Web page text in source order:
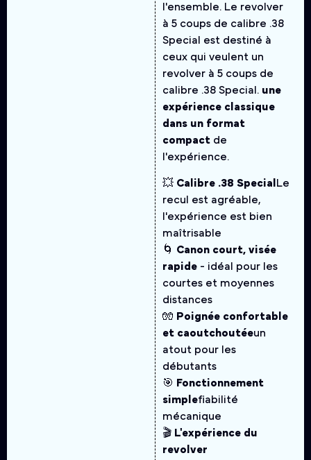
l'ensemble. Le revolver
à 5 coups de calibre .38
Special est destiné à
ceux qui veulent un
revolver à 5 coups de
calibre .38 Special. une
expérience classique
dans un format
compact de
l'expérience.
💥 Calibre .38 Special Le
recul est agréable,
l'expérience est bien
maîtrisable
🌀 Canon court, visée
rapide - idéal pour les
courtes et moyennes
distances
🧤 Poignée confortable
et caoutchoutéeun
atout pour les
débutants
🎯 Fonctionnement
simplefiabilité
mécanique
🎬 L'expérience du
revolver